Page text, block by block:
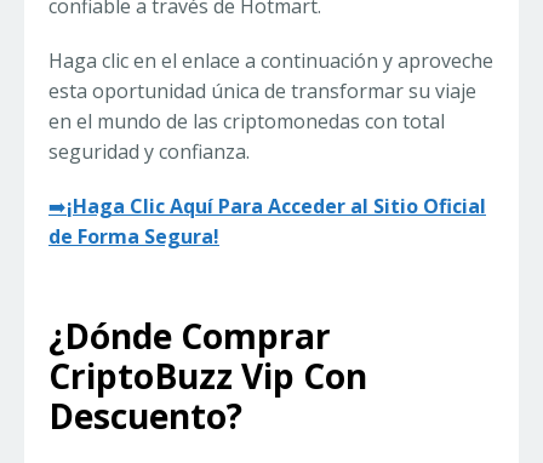
confiable a través de Hotmart.
Haga clic en el enlace a continuación y aproveche
esta oportunidad única de transformar su viaje
en el mundo de las criptomonedas con total
seguridad y confianza.
➡️¡Haga Clic Aquí Para Acceder al Sitio Oficial
de Forma Segura!
¿Dónde Comprar
CriptoBuzz Vip Con
Descuento?